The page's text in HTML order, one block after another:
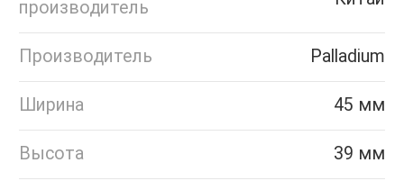
производитель
Производитель Palladium
Ширина 45 мм
Высота 39 мм